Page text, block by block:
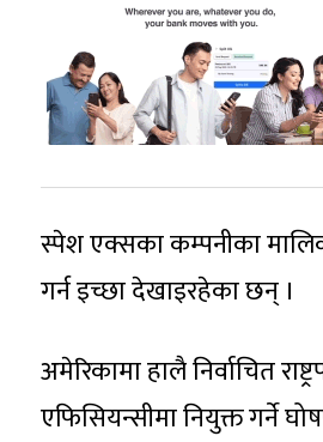
स्पेश एक्सका कम्पनीका
गर्न इच्छा देखाइरहेका छन् ।
अमेरिकामा हालै निर्वाचित
एफिसियन्सीमा नियुक्त गर्ने